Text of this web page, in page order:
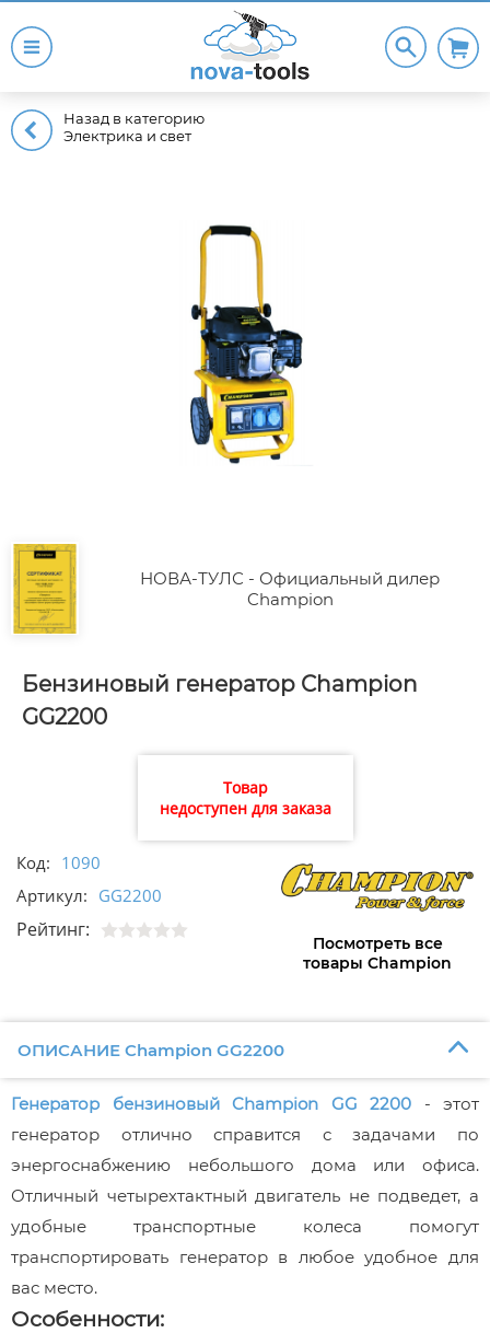
Назад в категорию
Электрика и свет
НОВА-ТУЛС - Официальный дилер
Champion
Бензиновый генератор Champion
GG2200
Товар
недоступен для заказа
Код: 1090
Артикул: GG2200
Рейтинг:
Посмотреть все
товары Champion
ОПИСАНИЕ Champion GG2200
Генератор бензиновый Champion GG 2200 - этот
генератор отлично справится с задачами по
энергоснабжению небольшого дома или офиса.
Отличный четырехтактный двигатель не подведет, а
удобные транспортные колеса помогут
транспортировать генератор в любое удобное для
вас место.
Особенности: